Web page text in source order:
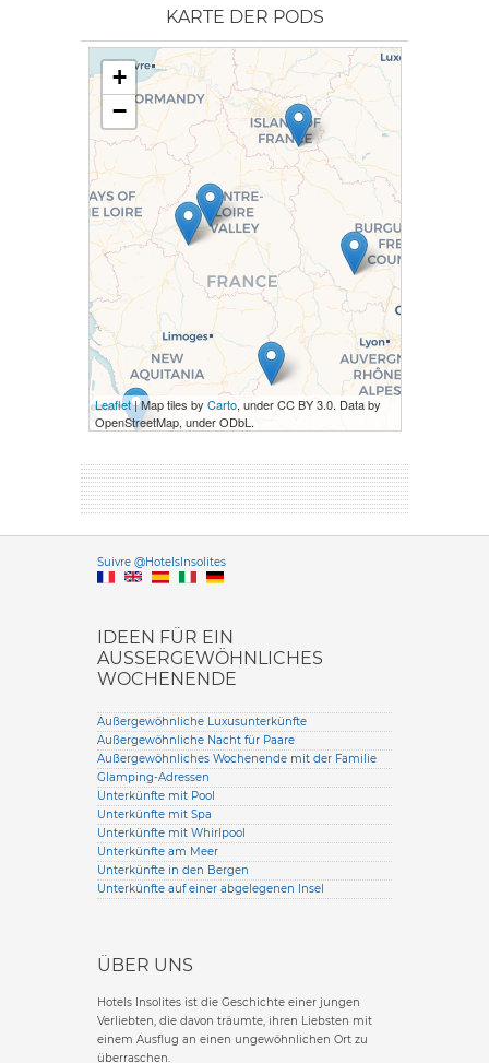
KARTE DER PODS
+
−
Leaflet| Map tiles by Carto, under CC BY 3.0. Data by
OpenStreetMap, under ODbL.
Suivre @HotelsInsolitesVersione
IDEEN FÜR EIN
AUSSERGEWÖHNLICHES W
OCHENENDE
Außergewöhnliche Luxusunterkünfte
Außergewöhnliche Nacht für Paare
Außergewöhnliches Wochenende mit der Familie
Glamping-Adressen
Unterkünfte mit Pool
Unterkünfte mit Spa
Unterkünfte mit Whirlpool
Unterkünfte am Meer
Unterkünfte in den Bergen
Unterkünfte auf einer abgelegenen Insel
ÜBER UNS
Hotels Insolites ist die Geschichte einer jungen
Verliebten, die davon träumte, ihren Liebsten mit
einem Ausflug an einen ungewöhnlichen Ort zu
überraschen.